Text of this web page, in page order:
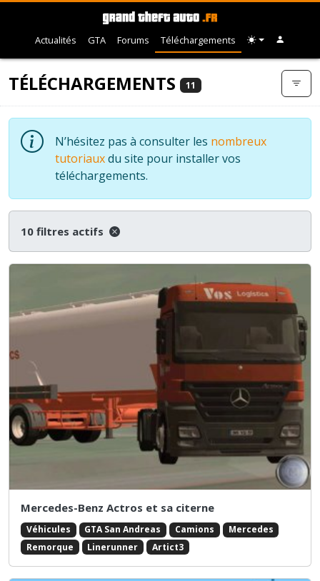
Actualités GTA Forums Téléchargements
TÉLÉCHARGEMENTS 11
N’hésitez pas à consulter les nombreux
tutoriauxdu site pour installer vos
téléchargements.
10 filtres actifs
Mercedes-Benz Actros et sa citerne
Véhicules GTA San Andreas Camions
Mercedes
Remorque
Linerunner Artict3